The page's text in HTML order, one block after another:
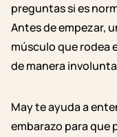
preguntas si es
Antes de empezar,
músculo que rodea
de manera
May te ayuda a
embarazo para que